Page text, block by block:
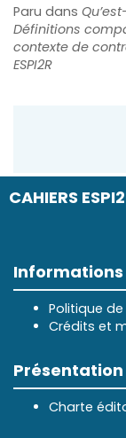
CAHIERS
Paru dans
Définitions
contexte de
ESPI2R
Informations
Politique
Crédits et
Présentation
Charte